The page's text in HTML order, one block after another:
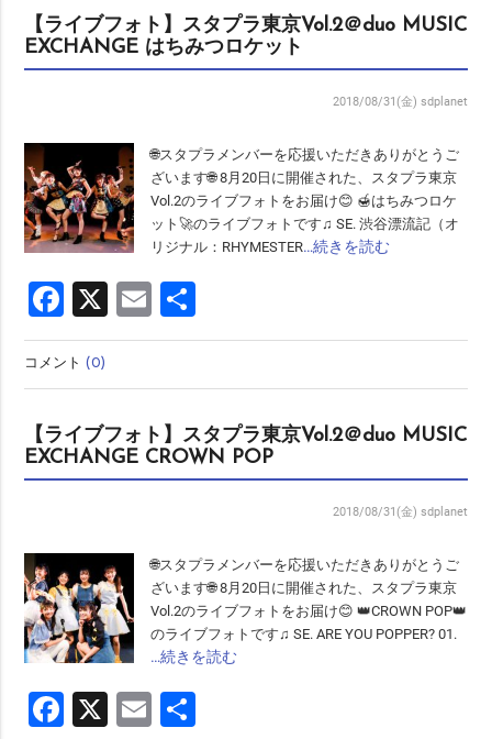
【ライブフォト】スタプラ東京Vol.2＠duo MUSIC
EXCHANGE はちみつロケット
2018/08/31(金) sdplanet
🌐スタプラメンバーを応援いただきありがとうご
ざいます🌐 8月20日に開催された、スタプラ東京
Vol.2のライブフォトをお届け😊 🍯はちみつロケ
ット🚀のライブフォトです♫ SE. 渋谷漂流記（オ
リジナル：RHYMESTER…続きを読む
Facebook
X Email
有
コメント(0)
【ライブフォト】スタプラ東京Vol.2＠duo MUSIC
EXCHANGE CROWN POP
2018/08/31(金) sdplanet
🌐スタプラメンバーを応援いただきありがとうご
ざいます🌐 8月20日に開催された、スタプラ東京
Vol.2のライブフォトをお届け😊 👑CROWN POP👑
のライブフォトです♫ SE. ARE YOU POPPER? 01.
…続きを読む
Facebook
X Email